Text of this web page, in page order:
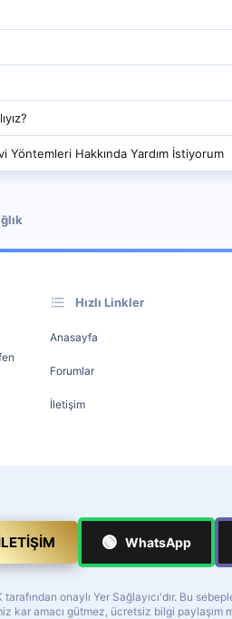
Hakkında Yardım İstiyorum
Hızlı Linkler
Anasayfa
Forumlar
İletişim
🟢 WhatsApp
tarafından onaylı Yer Sağlayıcı'dır. Bu
kar amacı gütmez, ücretsiz bilgi